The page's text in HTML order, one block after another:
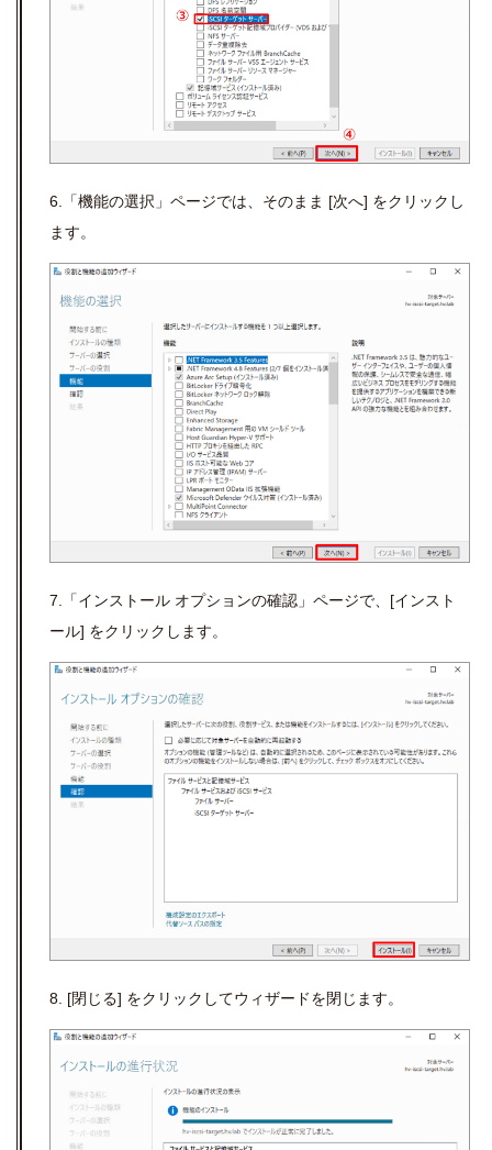
6.「機能の選択」ページでは、そのまま [次へ] をクリックし
ます。
7.「インストール オプションの確認」ページで、[インスト
ール] をクリックします。
8. [閉じる] をクリックしてウィザードを閉じます。